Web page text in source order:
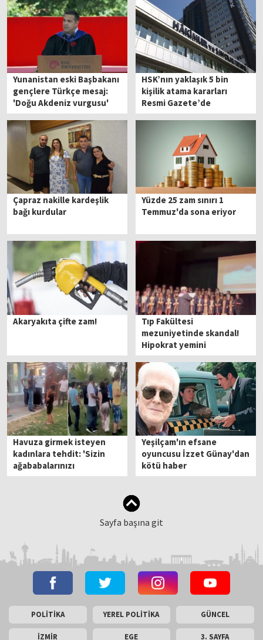
Yunanistan eski Başbakanı
gençlere Türkçe mesaj:
'Doğu Akdeniz vurgusu'
HSK’nın yaklaşık 5 bin
kişilik atama kararları
Resmi Gazete’de
Çapraz nakille kardeşlik
bağı kurdular
Yüzde 25 zam sınırı 1
Temmuz'da sona eriyor
Akaryakıta çifte zam!
Tıp Fakültesi
mezuniyetinde skandal!
Hipokrat yemini
sansürlendi!
Havuza girmek isteyen
kadınlara tehdit: 'Sizin
ağababalarınızı
öldürmüşüz'
Yeşilçam'ın efsane
oyuncusu İzzet Günay'dan
kötü haber
Sayfa başına git
POLİTİKA YEREL POLİTİKA GÜNCEL
İZMİR EGE 3. SAYFA